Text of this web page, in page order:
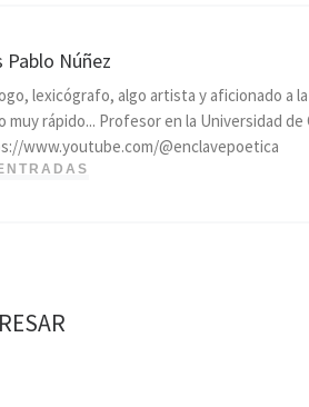
Pablo Núñez
lexicógrafo, algo artista y aficionado a
muy rápido... Profesor en la Universidad
www.youtube.com/@enclavepoetica